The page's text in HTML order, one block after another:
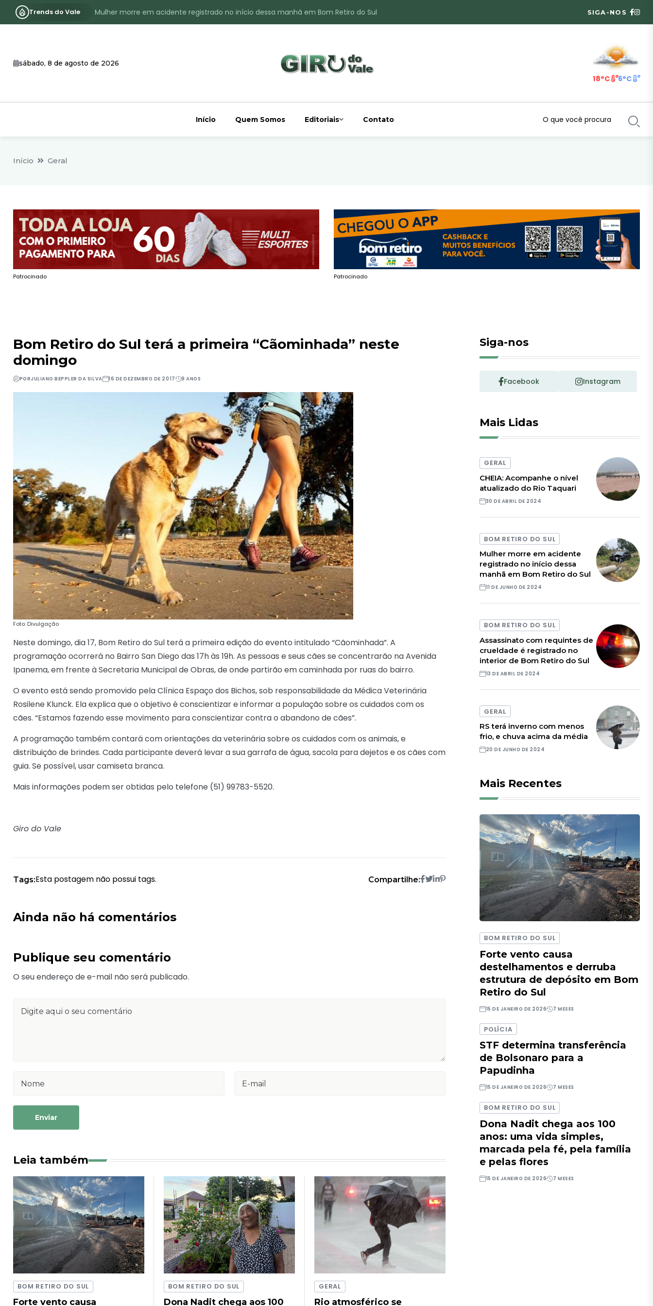
Trends do Vale
Mulher morre em acidente registrado no início dessa manhã em Bom Retiro do Sul
Identificado o jovem assassinado no interior de Bom Retiro do Sul
SIGA-NOS
sábado, 8 de agosto de 2026
18°C 6°C
Início Quem Somos Editoriais Contato
Início Geral
Patrocinado Patrocinado
Bom Retiro do Sul terá a primeira “Cãominhada” neste
domingo
PORJULIANO BEPPLER DA SILVA 16 DE DEZEMBRO DE 2017 9 ANOS
Foto: Divulgação
Neste domingo, dia 17, Bom Retiro do Sul terá a primeira edição do evento intitulado “Cãominhada”. A
programação ocorrerá no Bairro San Diego das 17h às 19h. As pessoas e seus cães se concentrarão na Avenida
Ipanema, em frente à Secretaria Municipal de Obras, de onde partirão em caminhada por ruas do bairro.
O evento está sendo promovido pela Clínica Espaço dos Bichos, sob responsabilidade da Médica Veterinária
Rosilene Klunck. Ela explica que o objetivo é conscientizar e informar a população sobre os cuidados com os
cães. “Estamos fazendo esse movimento para conscientizar contra o abandono de cães”.
A programação também contará com orientações da veterinária sobre os cuidados com os animais, e
distribuição de brindes. Cada participante deverá levar a sua garrafa de água, sacola para dejetos e os cães com
guia. Se possível, usar camiseta branca.
Mais informações podem ser obtidas pelo telefone (51) 99783-5520.
Giro do Vale
Tags:Esta postagem não possui tags. Compartilhe:
Ainda não há comentários
Publique seu comentário
O seu endereço de e-mail não será publicado.
Enviar
Leia também
BOM RETIRO DO SUL
Forte vento causa
BOM RETIRO DO SUL
Dona Nadit chega aos 100
GERAL
Rio atmosférico se
Siga-nos
Facebook Instagram
Mais Lidas
GERAL
CHEIA: Acompanhe o nível
atualizado do Rio Taquari
30 DE ABRIL DE 2024
BOM RETIRO DO SUL
Mulher morre em acidente
registrado no início dessa
manhã em Bom Retiro do Sul
11 DE JUNHO DE 2024
BOM RETIRO DO SUL
Assassinato com requintes de
crueldade é registrado no
interior de Bom Retiro do Sul
13 DE ABRIL DE 2024
GERAL
RS terá inverno com menos
frio, e chuva acima da média
20 DE JUNHO DE 2024
Mais Recentes
BOM RETIRO DO SUL
Forte vento causa
destelhamentos e derruba
estrutura de depósito em Bom
Retiro do Sul
15 DE JANEIRO DE 2026 7 MESES
POLÍCIA
STF determina transferência
de Bolsonaro para a
Papudinha
15 DE JANEIRO DE 2026 7 MESES
BOM RETIRO DO SUL
Dona Nadit chega aos 100
anos: uma vida simples,
marcada pela fé, pela família
e pelas flores
15 DE JANEIRO DE 2026 7 MESES